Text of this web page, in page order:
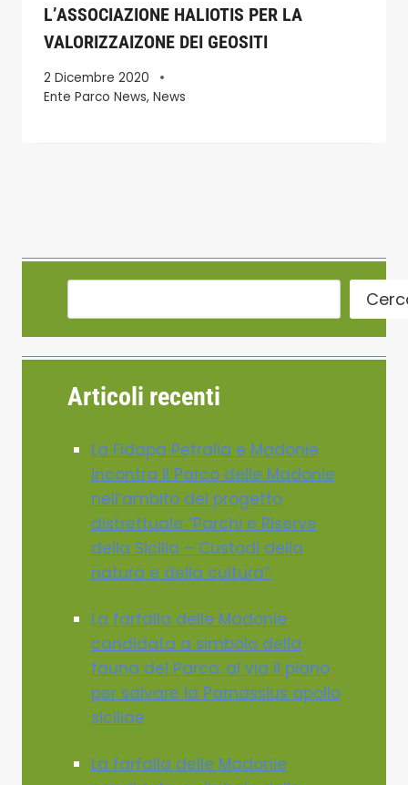
L’ASSOCIAZIONE HALIOTIS PER LA
VALORIZZAIZONE DEI GEOSITI
2 Dicembre 2020
Ente Parco News, News
Articoli recenti
La Fidapa Petralia e Madonie
incontra il Parco delle Madonie
nell’ambito del progetto
distrettuale “Parchi e Riserve
della Sicilia – Custodi della
natura e della cultura”.
La farfalla delle Madonie
candidata a simbolo della
fauna del Parco: al via il piano
per salvare la Parnassius apollo
siciliae
La farfalla delle Madonie